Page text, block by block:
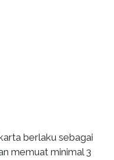
berlaku sebagai
memuat minimal 3